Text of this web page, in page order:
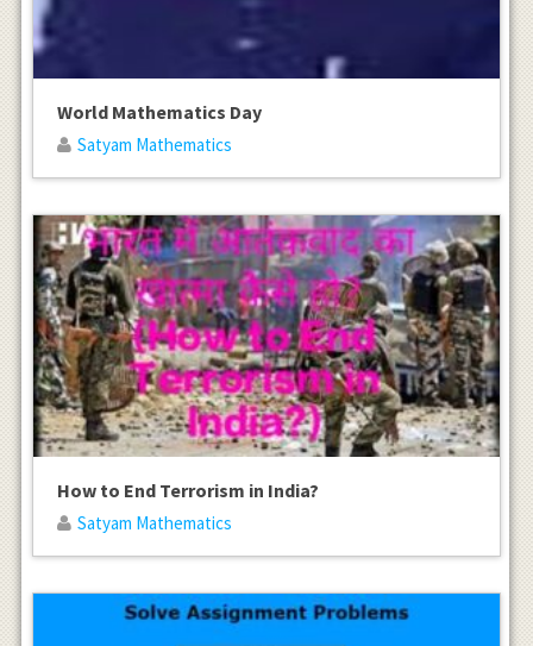
World Mathematics Day
Satyam Mathematics
How to End Terrorism in India?
Satyam Mathematics